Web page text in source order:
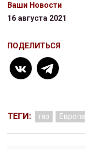
Ваши Новости
16 августа 2021
ПОДЕЛИТЬСЯ
ТЕГИ: газ Европа